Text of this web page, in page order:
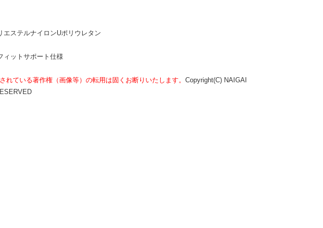
エステルナイロンUポリウレタン
ィットサポート仕様
れている著作権（画像等）の転用は固くお断りいたします。Copyright(C) NAIGAI